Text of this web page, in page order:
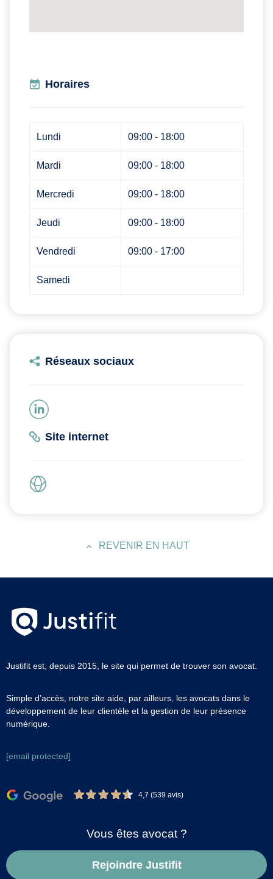
Horaires
Lundi 09:00 - 18:00
Mardi 09:00 - 18:00
Mercredi 09:00 - 18:00
Jeudi 09:00 - 18:00
Vendredi 09:00 - 17:00
Samedi
Réseaux sociaux
Site internet
REVENIR EN HAUT
Justifit est, depuis 2015, le site qui permet de trouver son avocat.
Simple d’accès, notre site aide, par ailleurs, les avocats dans le
développement de leur clientèle et la gestion de leur présence
numérique.
[email protected]
4,7 (539 avis)
Vous êtes avocat ?
Rejoindre Justifit